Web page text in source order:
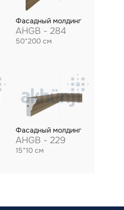
Фасадный молдинг
AHGB - 284
50*200 см
Фасадный молдинг
AHGB - 229
15*10 см